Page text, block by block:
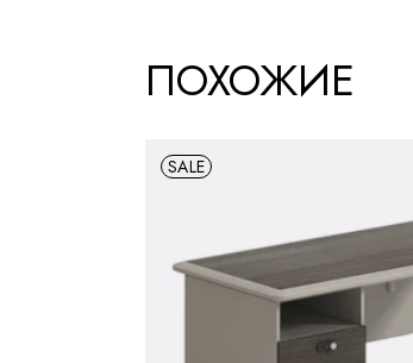
ПОХОЖИЕ
SALE